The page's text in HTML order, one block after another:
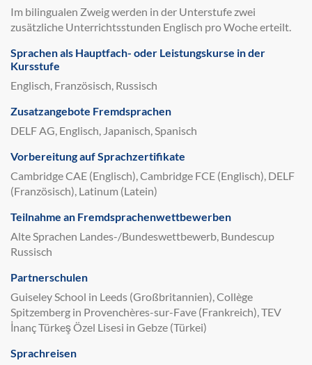
Im bilingualen Zweig werden in der Unterstufe zwei
zusätzliche Unterrichtsstunden Englisch pro Woche erteilt.
Sprachen als Hauptfach- oder Leistungskurse in der
Kursstufe
Englisch, Französisch, Russisch
Zusatzangebote Fremdsprachen
DELF AG, Englisch, Japanisch, Spanisch
Vorbereitung auf Sprachzertifikate
Cambridge CAE (Englisch), Cambridge FCE (Englisch), DELF
(Französisch), Latinum (Latein)
Teilnahme an Fremdsprachenwettbewerben
Alte Sprachen Landes-/Bundeswettbewerb, Bundescup
Russisch
Partnerschulen
Guiseley School in Leeds (Großbritannien), Collège
Spitzemberg in Provenchères-sur-Fave (Frankreich), TEV
İnanç Türkeş Özel Lisesi in Gebze (Türkei)
Sprachreisen